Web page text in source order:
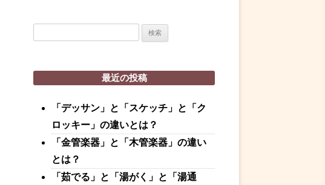
最近の投稿
「デッサン」と「スケッチ」と「ク
ロッキー」の違いとは？
「金管楽器」と「木管楽器」の違い
とは？
「茹でる」と「湯がく」と「湯通